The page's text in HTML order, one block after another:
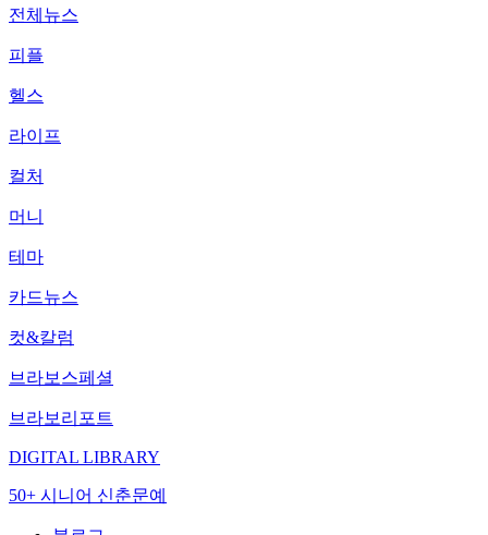
전체뉴스
피플
헬스
라이프
컬처
머니
테마
카드뉴스
컷&칼럼
브라보스페셜
브라보리포트
DIGITAL LIBRARY
50+ 시니어 신춘문예